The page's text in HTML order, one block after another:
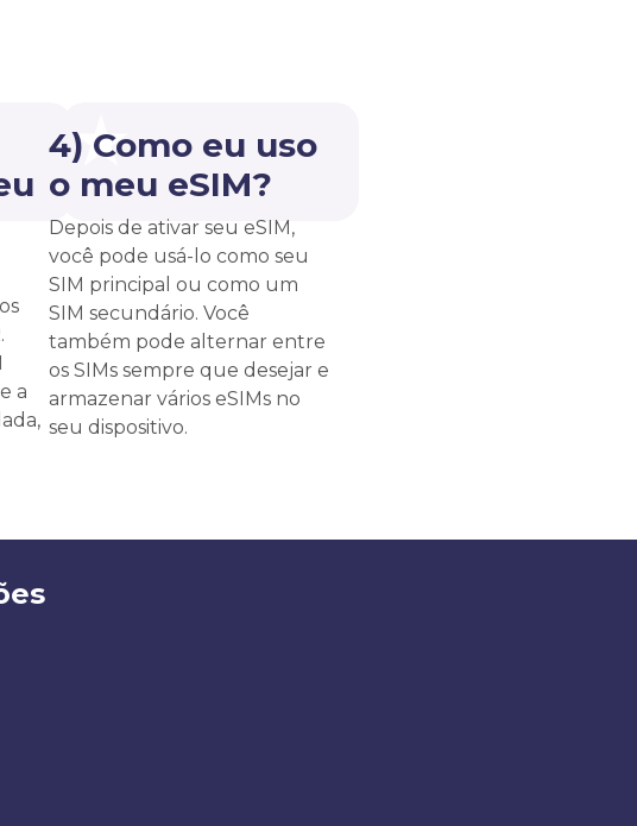
a
4) Como eu uso
o meu eSIM?
Depois de ativar seu eSIM,
você pode usá-lo como seu
SIM principal ou como um
SIM secundário. Você
também pode alternar entre
os SIMs sempre que desejar e
armazenar vários eSIMs no
seu dispositivo.